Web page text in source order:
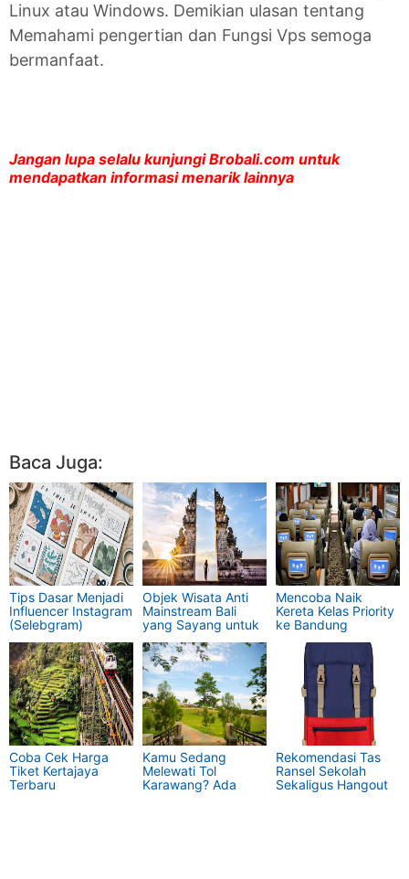
Linux atau Windows. Demikian ulasan tentang
Memahami pengertian dan Fungsi Vps semoga
bermanfaat.
Jangan lupa selalu kunjungi Brobali.com untuk
mendapatkan informasi menarik lainnya
Baca Juga:
Tips Dasar Menjadi
Influencer Instagram
(Selebgram)
Objek Wisata Anti
Mainstream Bali
yang Sayang untuk
Mencoba Naik
Kereta Kelas Priority
ke Bandung
Coba Cek Harga
Tiket Kertajaya
Terbaru
Kamu Sedang
Melewati Tol
Karawang? Ada
Rekomendasi Tas
Ransel Sekolah
Sekaligus Hangout